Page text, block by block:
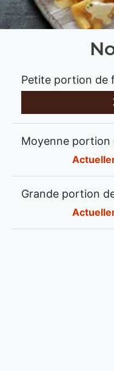
Petite portion de
Moyenne portion
Grande portion